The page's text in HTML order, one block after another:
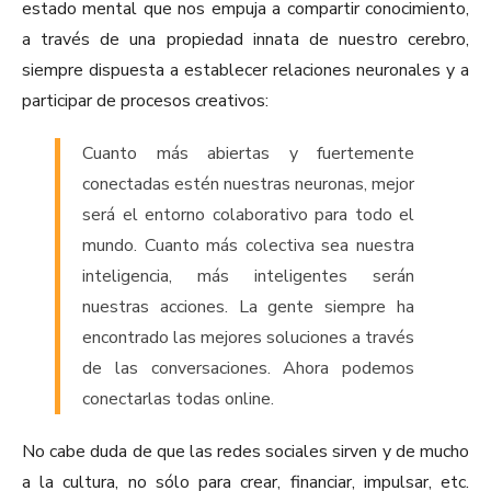
estado mental que nos empuja a compartir conocimiento,
a través de una propiedad innata de nuestro cerebro,
siempre dispuesta a establecer relaciones neuronales y a
participar de procesos creativos:
Cuanto más abiertas y fuertemente
conectadas estén nuestras neuronas, mejor
será el entorno colaborativo para todo el
mundo. Cuanto más colectiva sea nuestra
inteligencia, más inteligentes serán
nuestras acciones. La gente siempre ha
encontrado las mejores soluciones a través
de las conversaciones. Ahora podemos
conectarlas todas online.
No cabe duda de que las redes sociales sirven y de mucho
a la cultura, no sólo para crear, financiar, impulsar, etc.